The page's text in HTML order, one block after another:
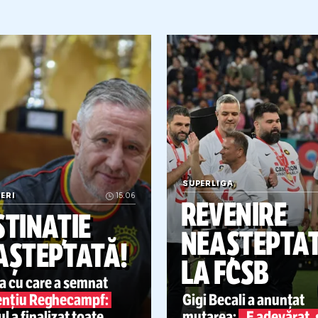
21.06
DE PROPORȚII
Serena
revine pe teren la
de Grand Slam de
Când are loc
Surpriză
SUPERLIGA 21.06
„O MARE SURPRIZĂ”
Gestul făcut deNgezana,
după ce FCSBs-atemut
că nu vine la reunire